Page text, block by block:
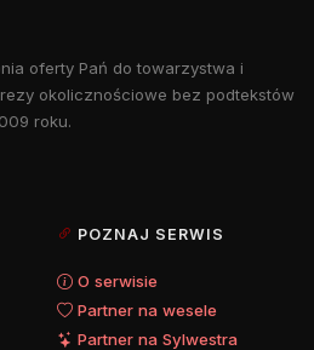
oferty Pań do towarzystwa i
okolicznościowe bez podtekstów
roku.
POZNAJ SERWIS
O serwisie
Partner na wesele
Partner na Sylwestra